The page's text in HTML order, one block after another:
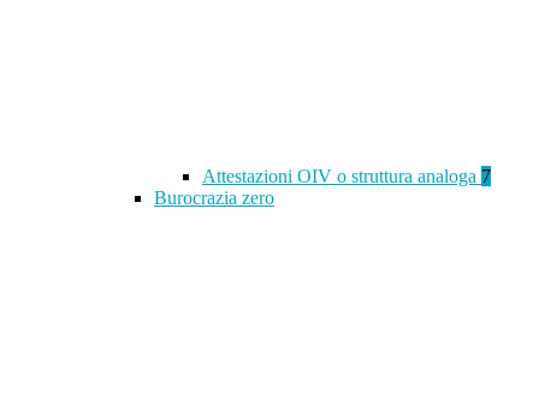
Attestazioni OIV o struttura analoga 7
Burocrazia zero